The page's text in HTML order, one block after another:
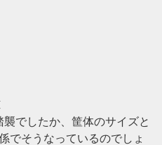
でしたか、筐体のサイズと
でそうなっているのでしょ